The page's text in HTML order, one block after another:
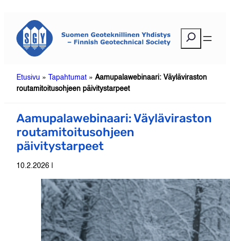
sisältöön
Etusivu » Tapahtumat » Aamupalawebinaari: Väyläviraston
routamitoitusohjeen päivitystarpeet
Aamupalawebinaari: Väyläviraston
routamitoitusohjeen
päivitystarpeet
10.2.2026 |